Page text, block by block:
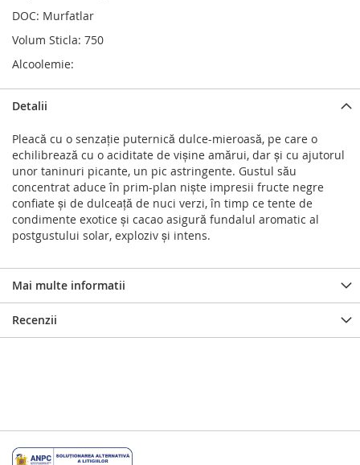
DOC: Murfatlar
Volum Sticla: 750
Alcoolemie:
Detalii
Pleacă cu o senzaţie puternică dulce-mieroasă, pe care o
echilibrează cu o aciditate de vişine amărui, dar şi cu ajutorul
unor taninuri picante, un pic astringente. Gustul său
concentrat aduce în prim-plan nişte impresii fructe negre
confiate şi de dulceaţă de nuci verzi, în timp ce tente de
condimente exotice şi cacao asigură fundalul aromatic al
postgustului solar, exploziv şi intens.
Mai multe informatii
Recenzii